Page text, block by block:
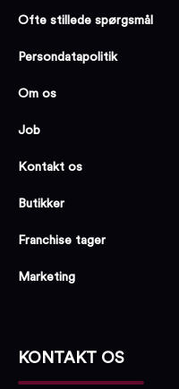
Ofte stillede spørgsmål
Persondatapolitik
Om os
Job
Kontakt os
Butikker
Franchise tager
Marketing
KONTAKT OS